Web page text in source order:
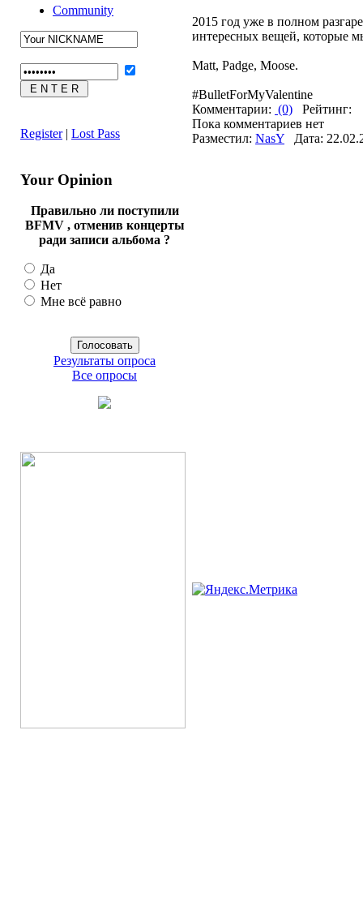
Community
Register| Lost Pass
Your Opinion
Правильно ли поступили
BFMV , отменив концерты
ради записи альбома ?
Да
Нет
Мне всё равно
Результаты опроса
Все опросы
2015 год уже в полном
интересных вещей, которые
Matt, Padge, Moose.
#BulletForMyValentine
Комментарии: (0) Рейтинг:
Пока комментариев нет
Разместил: NasY Дата: